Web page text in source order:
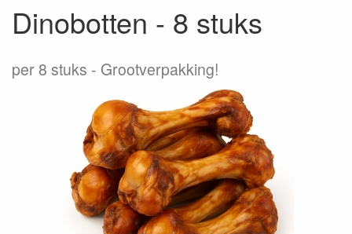
Dinobotten - 8 stuks
per 8 stuks Grootverpakking!